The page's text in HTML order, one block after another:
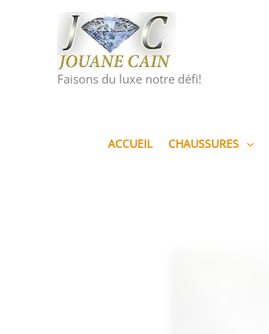
Faisons du luxe notre défi!
ACCUEIL CHAUSSURES